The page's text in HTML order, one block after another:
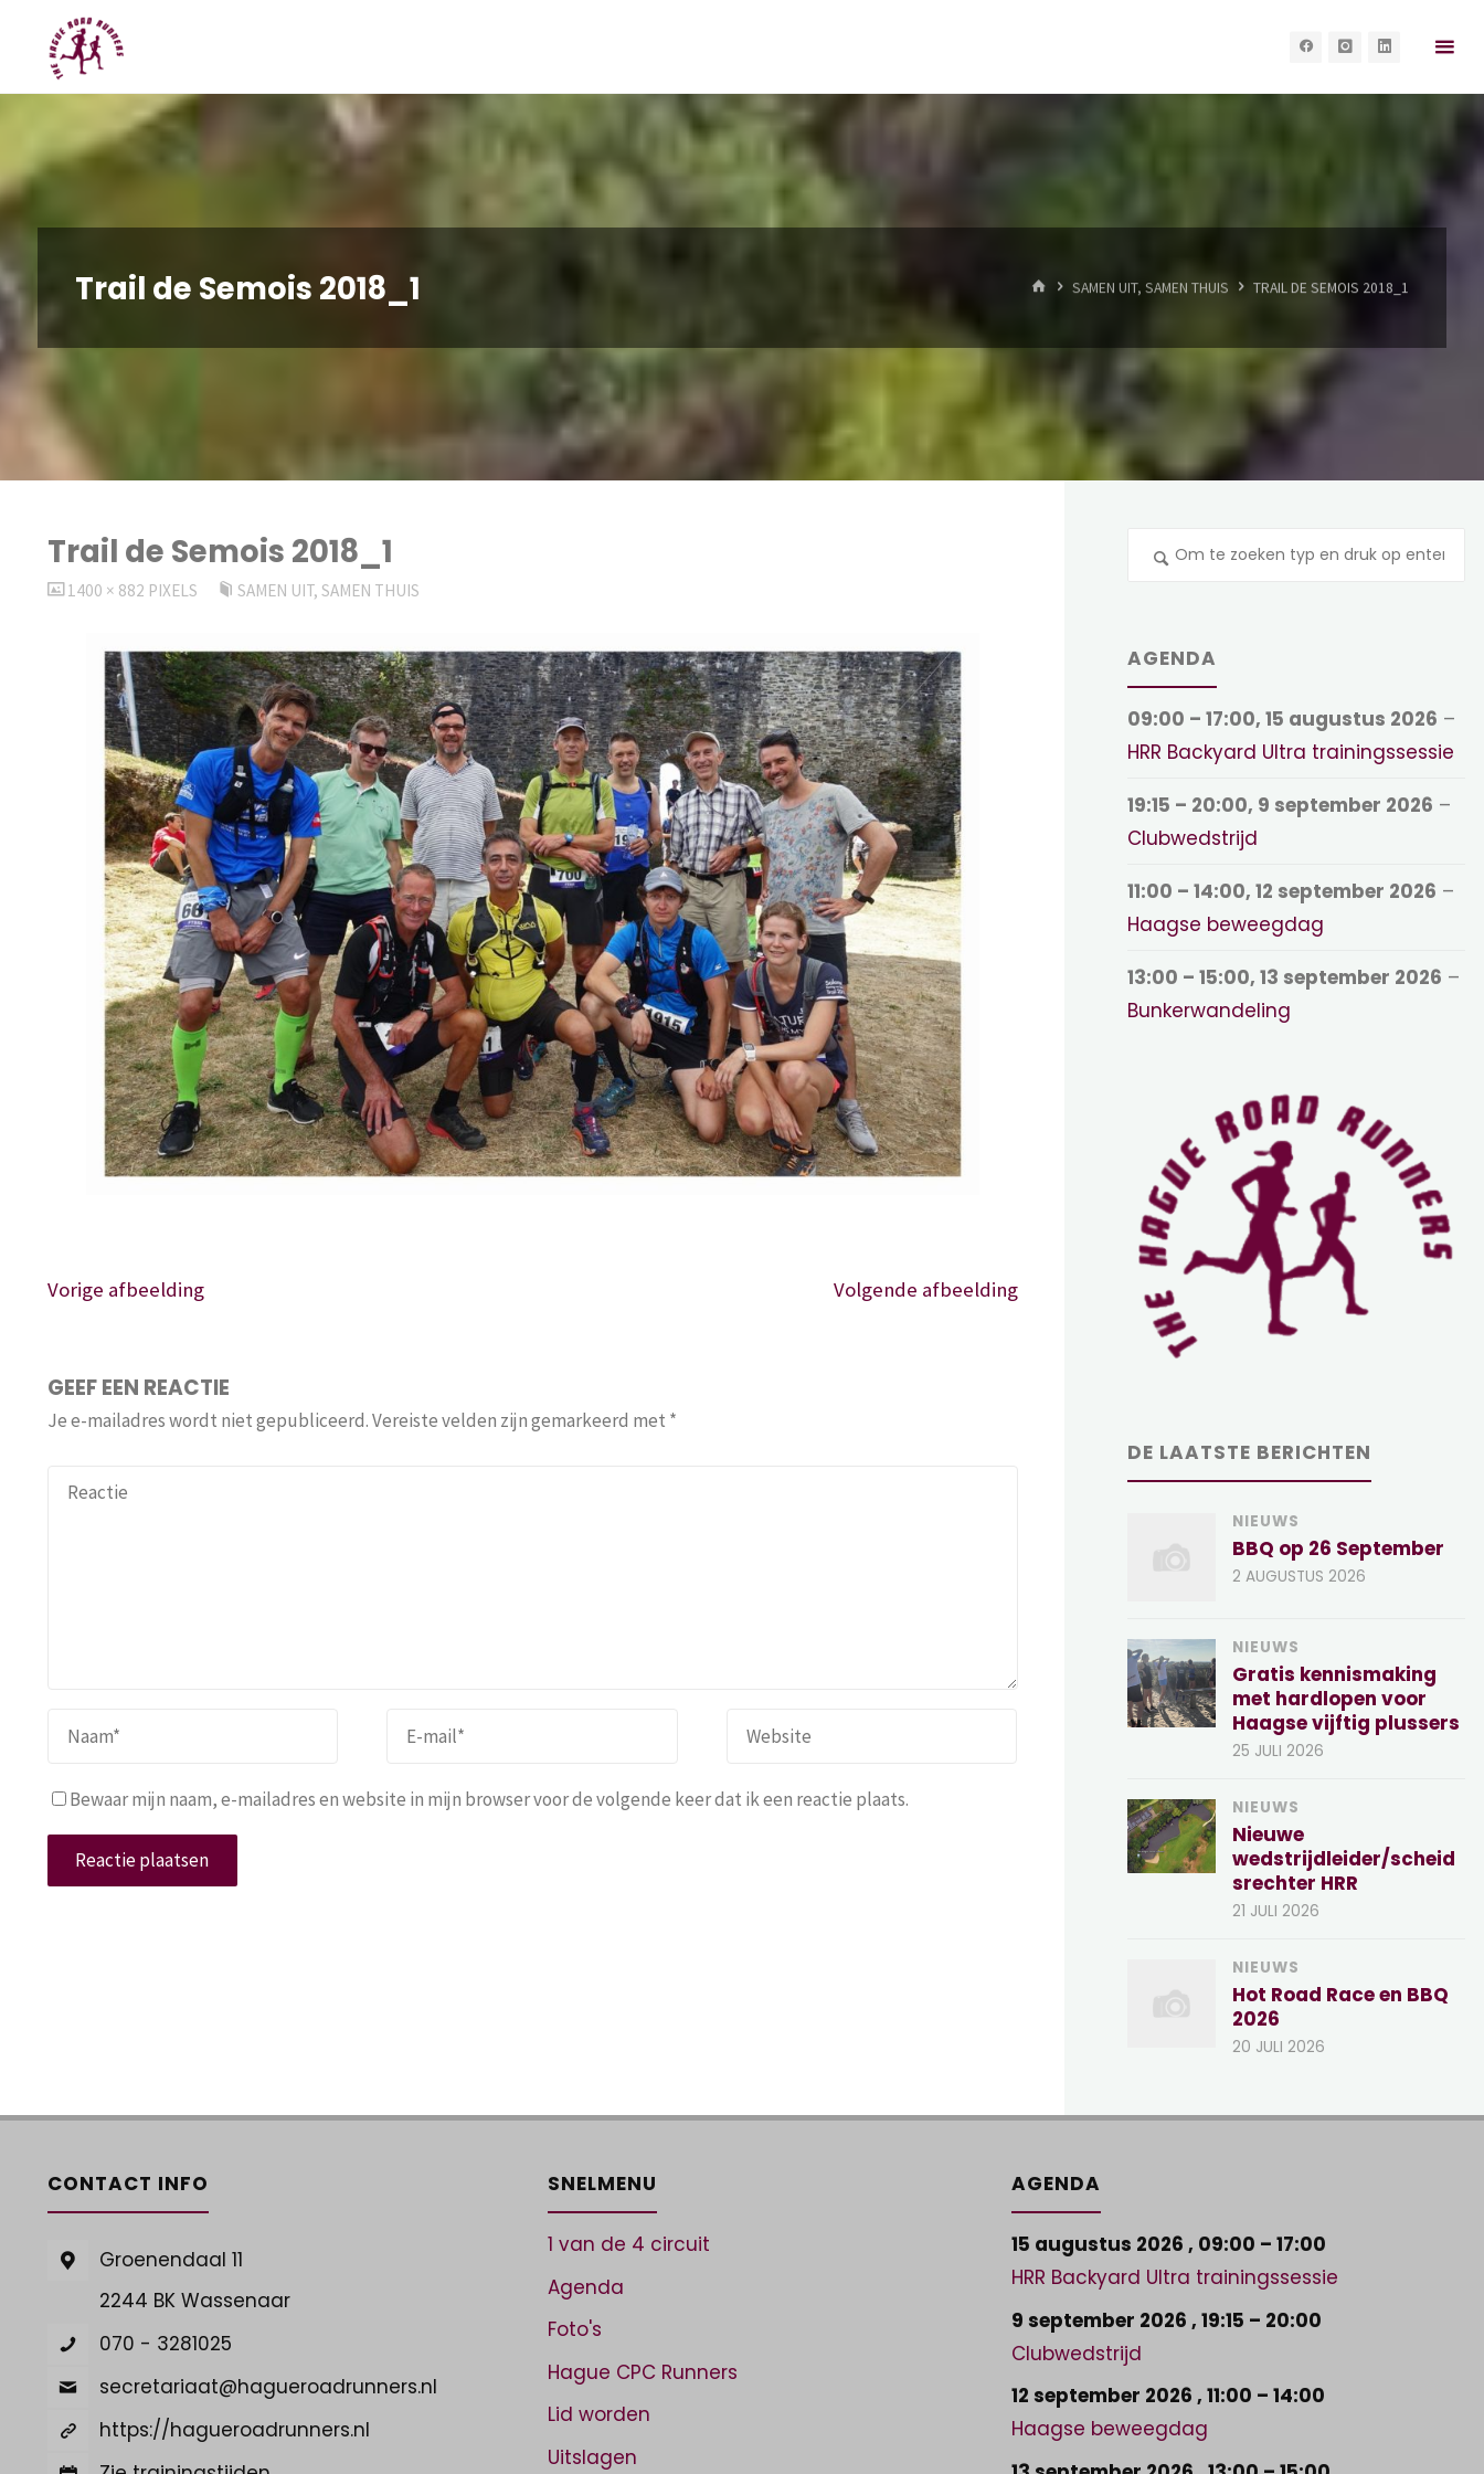
inhoud
Runners
Trail de Semois 2018_1 HOMESAMEN UIT, SAMEN THUIS TRAIL DE SEMOIS 2018_1
Trail de Semois 2018_1
VOLLEDIGE
1400 × 882 PIXELS SAMEN UIT, SAMEN THUIS
Vorige afbeelding Volgende afbeelding
GEEF EEN REACTIE
Je e-mailadres wordt niet gepubliceerd.Vereiste velden zijn gemarkeerd met *
Bewaar mijn naam, e-mailadres en website in mijn browser voor de volgende keer dat ik een reactie plaats.
AGENDA
09:00 – 17:00,15 augustus 2026 –
HRR Backyard Ultra trainingssessie
19:15 – 20:00, 9 september 2026 –
Clubwedstrijd
11:00 – 14:00,12 september 2026 –
Haagse beweegdag
13:00 – 15:00,13 september 2026 –
Bunkerwandeling
DE LAATSTE BERICHTEN
NIEUWS
BBQ op 26 September
2 AUGUSTUS 2026
NIEUWS
Gratis kennismaking
met hardlopen voor
Haagse vijftig plussers
25 JULI 2026
NIEUWS
Nieuwe
wedstrijdleider/scheid
srechter HRR
21 JULI 2026
NIEUWS
Hot Road Race en BBQ
2026
20 JULI 2026
CONTACT INFO
Groenendaal 11
2244 BK Wassenaar
070 - 3281025
secretariaat@hagueroadrunners.nl
https://hagueroadrunners.nl
SNELMENU
1 van de 4 circuit
Agenda
Foto's
Hague CPC Runners
Lid worden
Uitslagen
AGENDA
15 augustus 2026 , 09:00 – 17:00
HRR Backyard Ultra trainingssessie
9 september 2026 , 19:15 – 20:00
Clubwedstrijd
12 september 2026 , 11:00 – 14:00
Haagse beweegdag